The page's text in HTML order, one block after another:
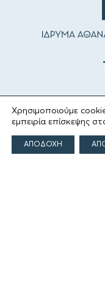
Οι
Χρησιμοποιούμε
εμπειρία επίσκεψης
ΑΠΟΔΟΧΗ